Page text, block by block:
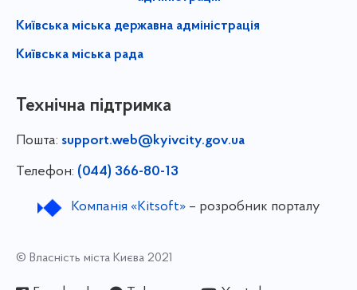
Київська міська державна адміністрація
Київська міська рада
Технічна підтримка
Пошта: support.web@kyivcity.gov.ua
Телефон: (044) 366-80-13
Компанія «Kitsoft»– розробник порталу
© Власність міста Києва 2021